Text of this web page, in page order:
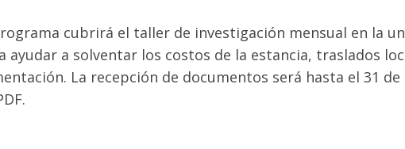
cubrirá el taller de investigación mensual en la
ayudar a solventar los costos de la estancia, traslados
La recepción de documentos será hasta el 31 de